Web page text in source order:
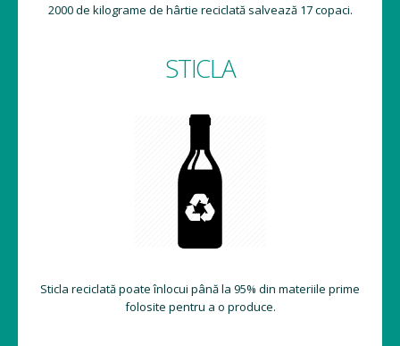
2000 de kilograme de hârtie reciclată salvează 17 copaci.
STICLA
Sticla reciclată poate înlocui până la 95% din materiile prime
folosite pentru a o produce.